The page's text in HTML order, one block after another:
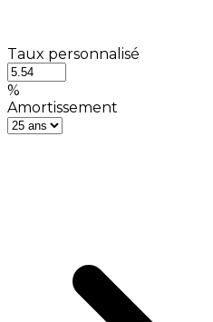
Taux personnalisé
%
Amortissement